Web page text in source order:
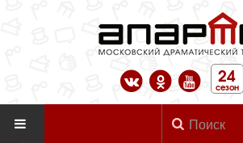
24
сезон